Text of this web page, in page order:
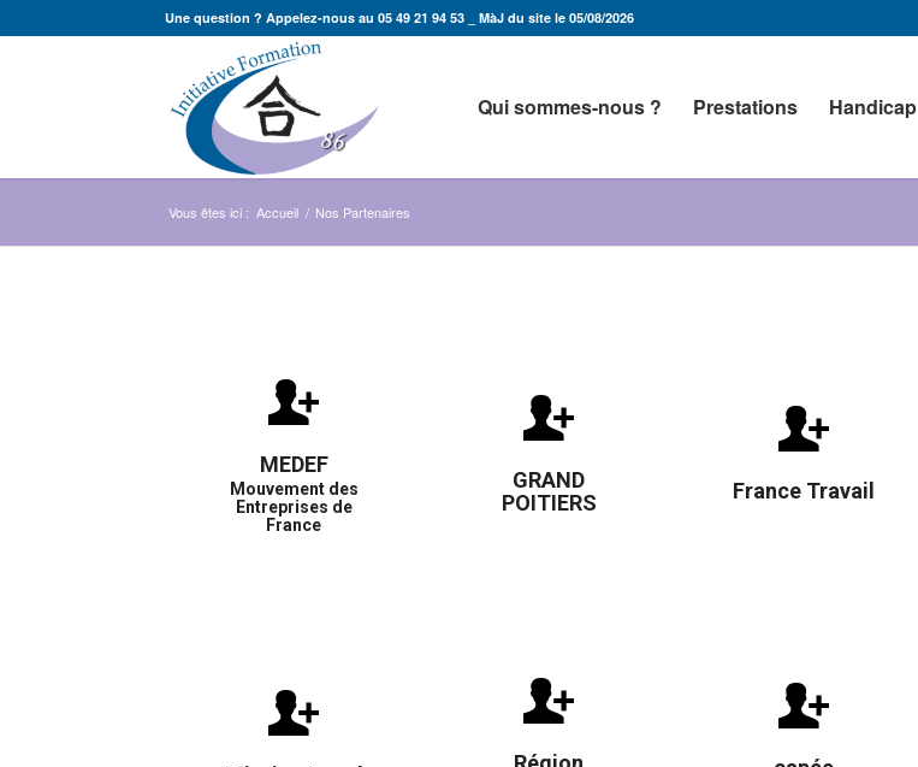
Une question ? Appelez-nous au 05 49 21 94 53 _ MàJ du site le 05/08/2026
Qui sommes-nous ? Prestations Handicap
Vous êtes ici : Accueil / Nos Partenaires
MEDEF
Mouvement des
Entreprises de
France
GRAND
POITIERS
France Travail